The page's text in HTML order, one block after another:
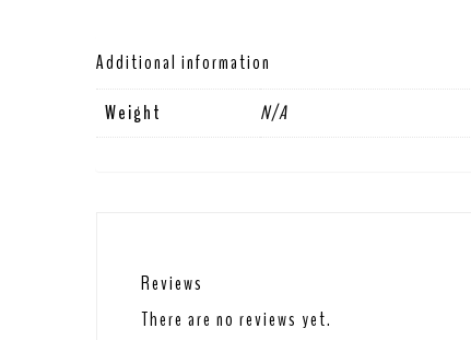
Additional information
Weight
N/A
Reviews
There are no reviews yet.